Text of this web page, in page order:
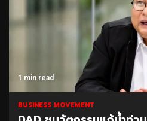
1 min read
BUSINESS MOVEMENT